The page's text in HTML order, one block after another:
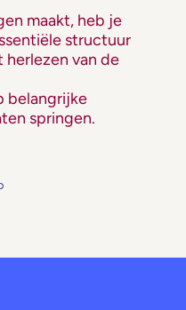
maakt, heb je
structuur
herlezen van de
belangrijke
springen.